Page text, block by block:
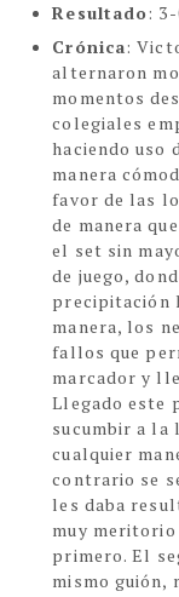
Resultado:
Crónica:
alternaron
momentos
colegiales
haciendo uso
manera
favor de las
de manera
el set sin
de juego,
precipitación
manera, los
fallos que
marcador y
Llegado este
sucumbir a la
cualquier
contrario se
les daba
muy
primero. El
mismo guión,